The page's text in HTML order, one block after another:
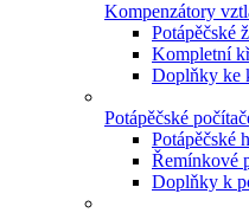
Kompenzátory
Potápěčské
Kompletní
Doplňky ke
Potápěčské
Potápěčské
Řemínkové
Doplňky k